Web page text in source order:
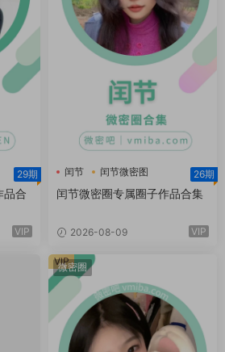
29期
品合
VIP
闰节 闰节微密图 26期
闰节微密圈专属圈子作品合集
2026-08-09 VIP
微密圈
VIP